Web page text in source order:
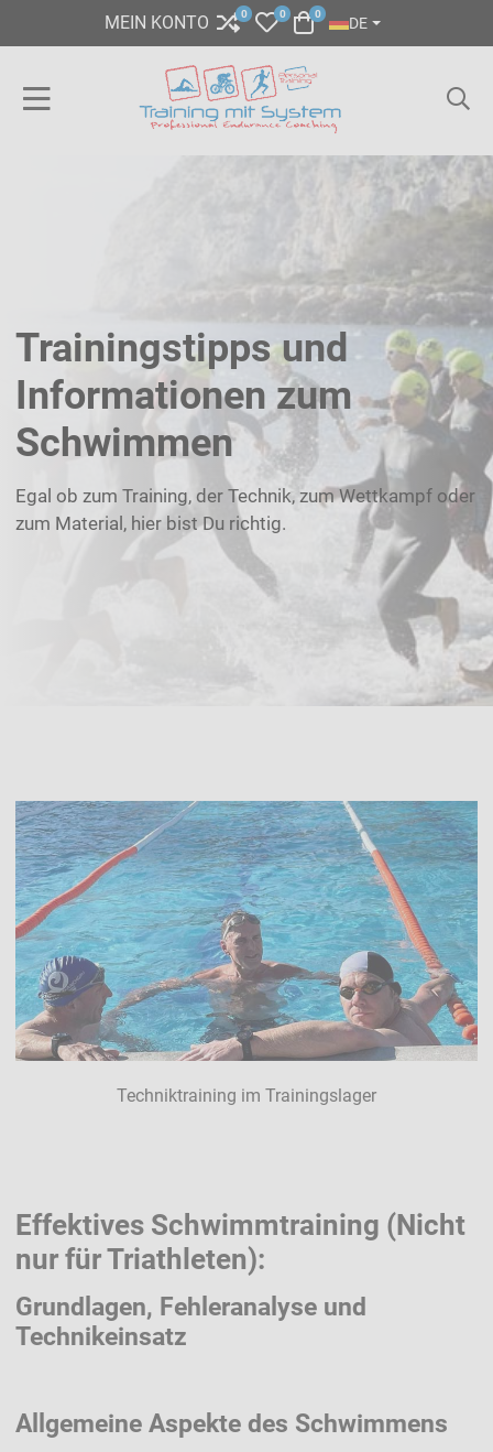
MEIN KONTO COMPARE
0 MY WISHLIST
0 WARENKORB
0SPRACHE
DE
Trainingstipps und
Informationen zum
Schwimmen
Egal ob zum Training, der Technik, zum Wettkampf oder
zum Material, hier bist Du richtig.
Techniktraining im Trainingslager
Effektives Schwimmtraining (Nicht
nur für Triathleten):
Grundlagen, Fehleranalyse und
Technikeinsatz
Allgemeine Aspekte des Schwimmens